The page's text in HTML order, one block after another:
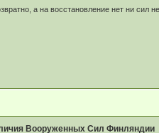
а на восстановление нет ни
Вооруженных Сил Финляндии